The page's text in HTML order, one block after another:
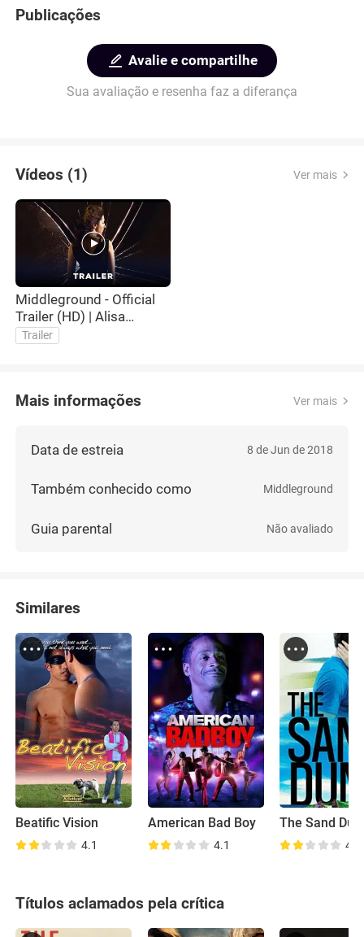
Publicações
Avalie e compartilhe
Sua avaliação e resenha faz a diferança
Vídeos (1) Ver mais
Middleground - Official
Trailer (HD) | Alisa
Khazanova, Noah Huntley
Trailer
Mais informações Ver mais
Data de estreia 8 de Jun de 2018
Também conhecido como Middleground
Guia parental Não avaliado
Similares
Beatific Vision
4.1
American Bad Boy
4.1
The Sand
4.4
Títulos aclamados pela crítica